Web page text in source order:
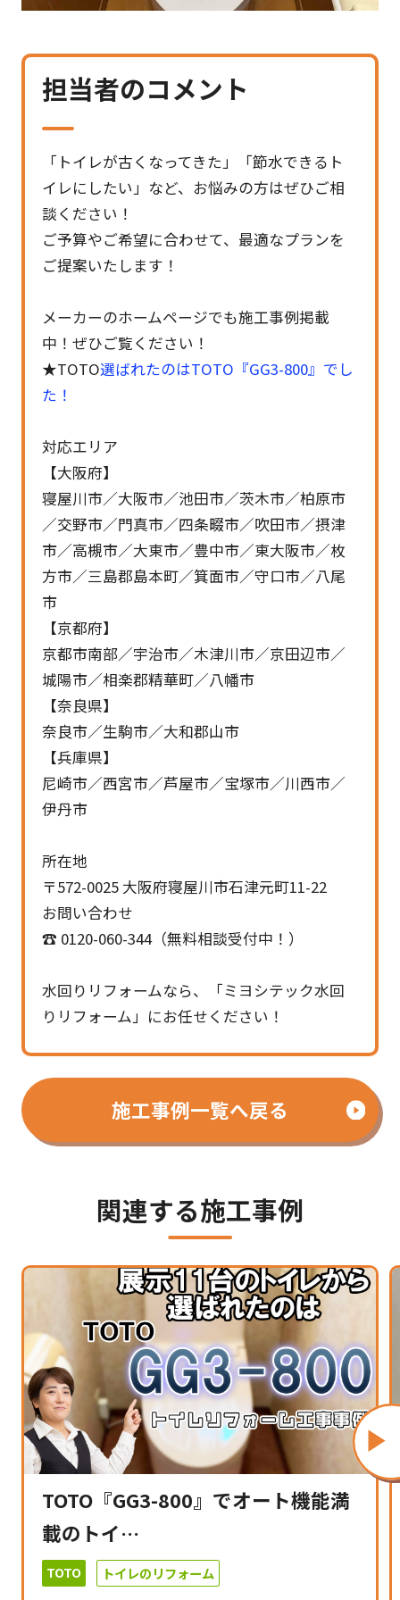
担当者のコメント
「トイレが古くなってきた」「節水できるト
イレにしたい」など、お悩みの方はぜひご相
談ください！
ご予算やご希望に合わせて、最適なプランを
ご提案いたします！
メーカーのホームページでも施工事例掲載
中！ぜひご覧ください！
★TOTO選ばれたのはTOTO『GG3-800』でし
た！
対応エリア
【大阪府】
寝屋川市／大阪市／池田市／茨木市／柏原市
／交野市／門真市／四条畷市／吹田市／摂津
市／高槻市／大東市／豊中市／東大阪市／枚
方市／三島郡島本町／箕面市／守口市／八尾
市
【京都府】
京都市南部／宇治市／木津川市／京田辺市／
城陽市／相楽郡精華町／八幡市
【奈良県】
奈良市／生駒市／大和郡山市
【兵庫県】
尼崎市／西宮市／芦屋市／宝塚市／川西市／
伊丹市
所在地
〒572-0025 大阪府寝屋川市石津元町11-22
お問い合わせ
☎ 0120-060-344（無料相談受付中！）
水回りリフォームなら、「ミヨシテック水回
りリフォーム」にお任せください！
施工事例一覧へ戻る
関連する施工事例
TOTO『GG3-800』でオート機能満
載のトイ…
TOTO トイレのリフォーム